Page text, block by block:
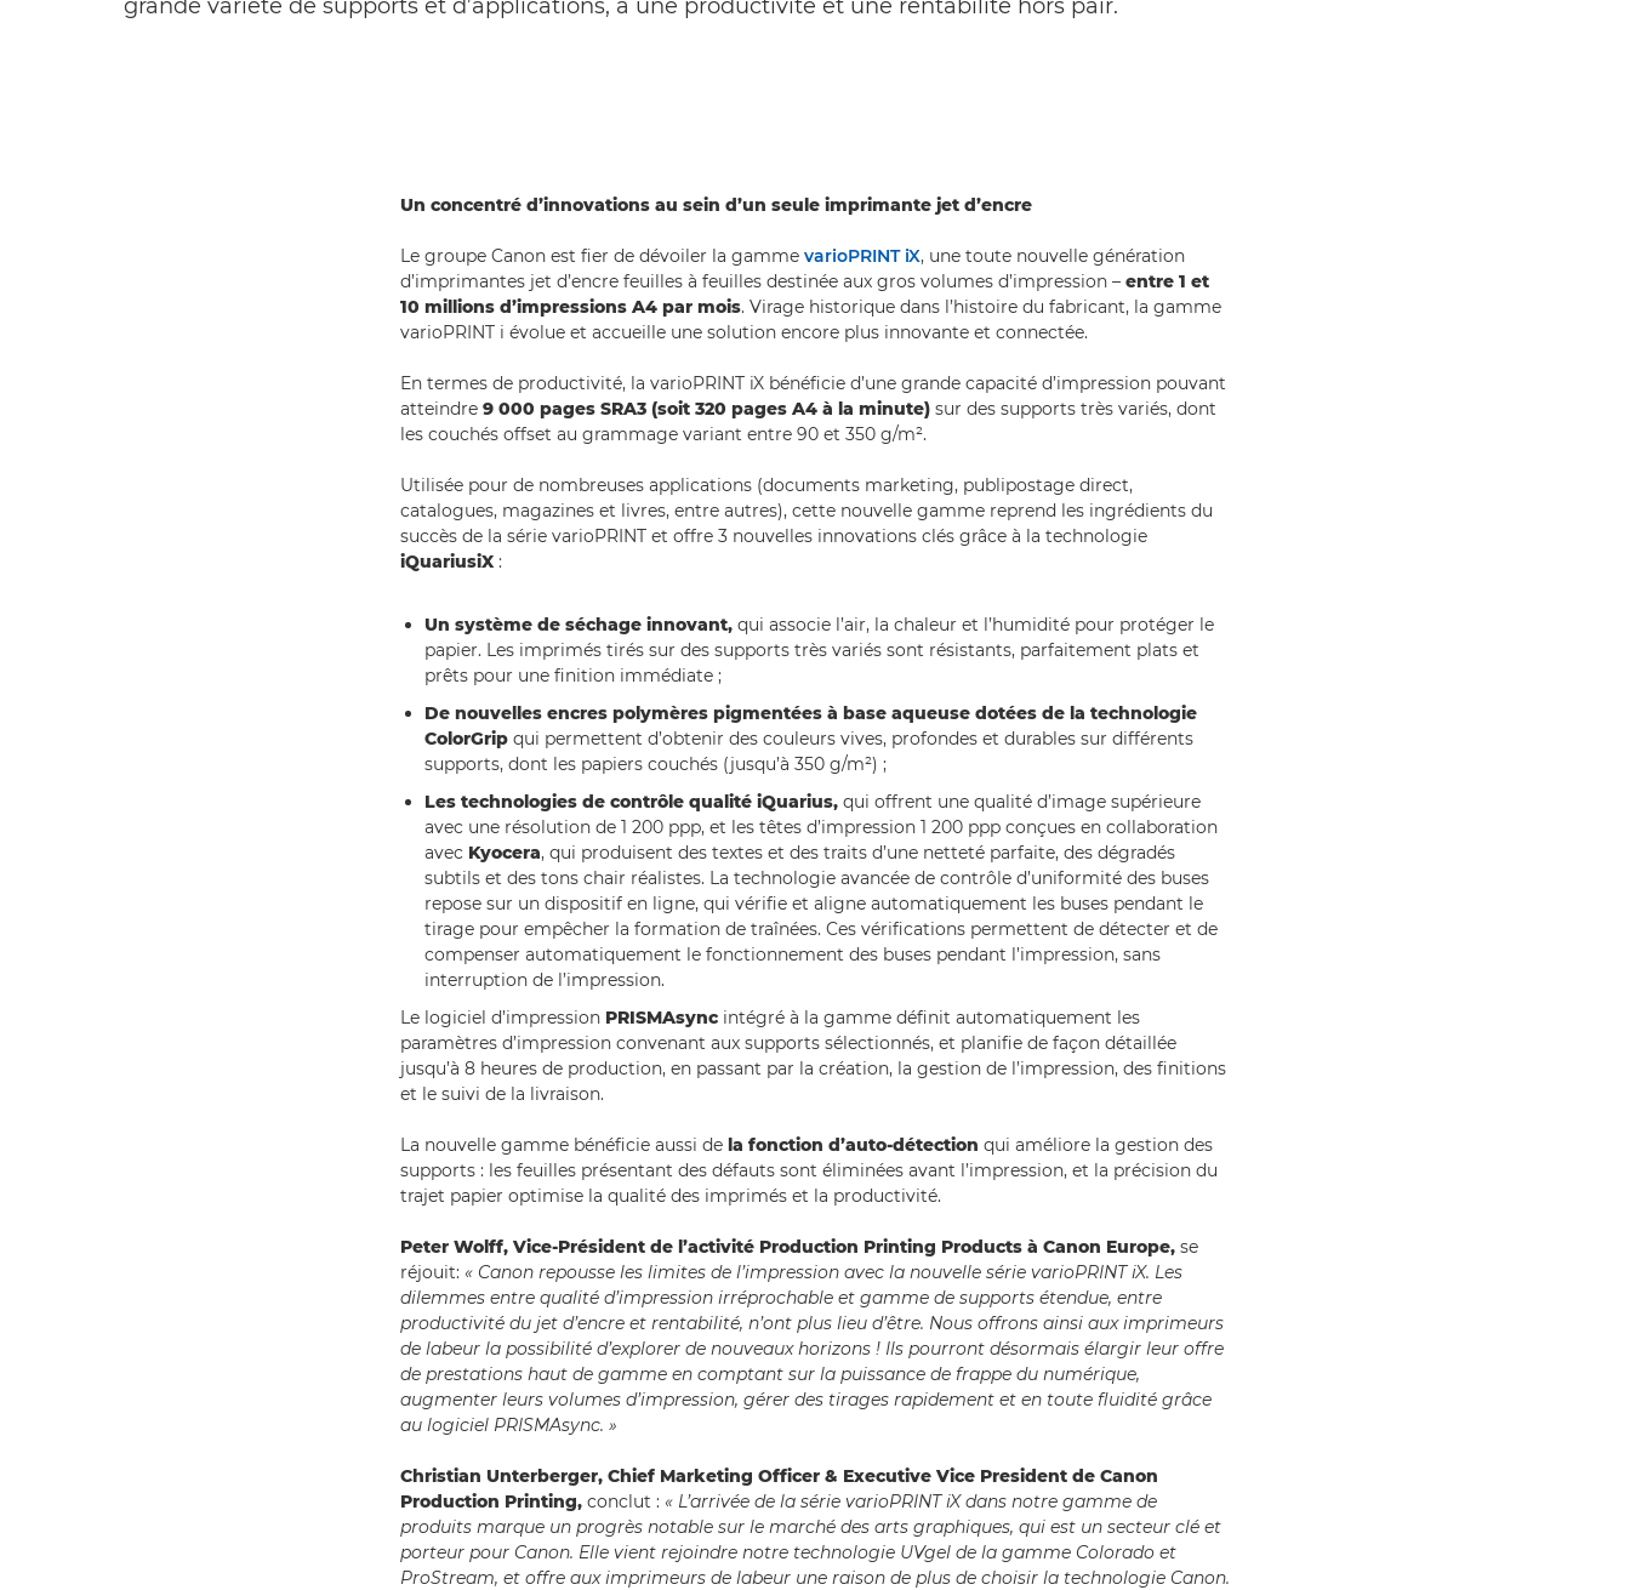
grande variété de supports et d’applications, à une productivité et une rentabilité hors pair.
Un concentré d’innovations au sein d’un seule imprimante jet d’encre
Le groupe Canon est fier de dévoiler la gamme varioPRINT iX, une toute nouvelle génération
d’imprimantes jet d’encre feuilles à feuilles destinée aux gros volumes d’impression – entre 1 et
10 millions d’impressions A4 par mois. Virage historique dans l’histoire du fabricant, la gamme
varioPRINT i évolue et accueille une solution encore plus innovante et connectée.
En termes de productivité, la varioPRINT iX bénéficie d’une grande capacité d’impression pouvant
atteindre 9 000 pages SRA3 (soit 320 pages A4 à la minute) sur des supports très variés, dont
les couchés offset au grammage variant entre 90 et 350 g/m².
Utilisée pour de nombreuses applications (documents marketing, publipostage direct,
catalogues, magazines et livres, entre autres), cette nouvelle gamme reprend les ingrédients du
succès de la série varioPRINT et offre 3 nouvelles innovations clés grâce à la technologie
iQuariusiX :
Un système de séchage innovant, qui associe l’air, la chaleur et l’humidité pour protéger le
papier. Les imprimés tirés sur des supports très variés sont résistants, parfaitement plats et
prêts pour une finition immédiate ;
De nouvelles encres polymères pigmentées à base aqueuse dotées de la technologie
ColorGrip qui permettent d’obtenir des couleurs vives, profondes et durables sur différents
supports, dont les papiers couchés (jusqu’à 350 g/m²) ;
Les technologies de contrôle qualité iQuarius, qui offrent une qualité d’image supérieure
avec une résolution de 1 200 ppp, et les têtes d’impression 1 200 ppp conçues en collaboration
avec Kyocera, qui produisent des textes et des traits d’une netteté parfaite, des dégradés
subtils et des tons chair réalistes. La technologie avancée de contrôle d’uniformité des buses
repose sur un dispositif en ligne, qui vérifie et aligne automatiquement les buses pendant le
tirage pour empêcher la formation de traînées. Ces vérifications permettent de détecter et de
compenser automatiquement le fonctionnement des buses pendant l’impression, sans
interruption de l’impression.
Le logiciel d’impression PRISMAsync intégré à la gamme définit automatiquement les
paramètres d’impression convenant aux supports sélectionnés, et planifie de façon détaillée
jusqu’à 8 heures de production, en passant par la création, la gestion de l’impression, des finitions
et le suivi de la livraison.
La nouvelle gamme bénéficie aussi de la fonction d’auto-détection qui améliore la gestion des
supports : les feuilles présentant des défauts sont éliminées avant l’impression, et la précision du
trajet papier optimise la qualité des imprimés et la productivité.
Peter Wolff, Vice-Président de l’activité Production Printing Products à Canon Europe, se
réjouit: « Canon repousse les limites de l’impression avec la nouvelle série varioPRINT iX. Les
dilemmes entre qualité d’impression irréprochable et gamme de supports étendue, entre
productivité du jet d’encre et rentabilité, n’ont plus lieu d’être. Nous offrons ainsi aux imprimeurs
de labeur la possibilité d’explorer de nouveaux horizons ! Ils pourront désormais élargir leur offre
de prestations haut de gamme en comptant sur la puissance de frappe du numérique,
augmenter leurs volumes d’impression, gérer des tirages rapidement et en toute fluidité grâce
au logiciel PRISMAsync. »
Christian Unterberger, Chief Marketing Officer & Executive Vice President de Canon
Production Printing, conclut : « L’arrivée de la série varioPRINT iX dans notre gamme de
produits marque un progrès notable sur le marché des arts graphiques, qui est un secteur clé et
porteur pour Canon. Elle vient rejoindre notre technologie UVgel de la gamme Colorado et
ProStream, et offre aux imprimeurs de labeur une raison de plus de choisir la technologie Canon.